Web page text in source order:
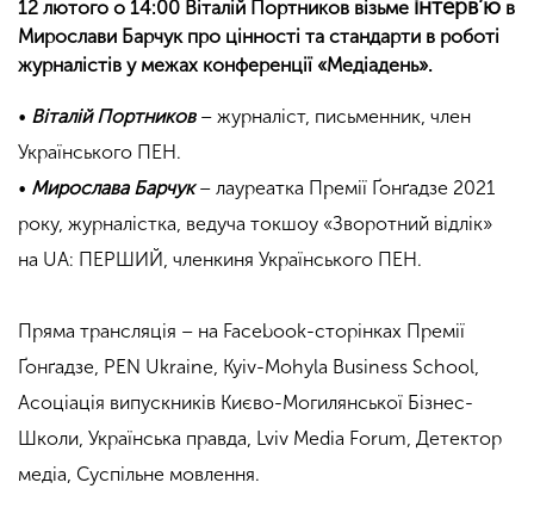
12 лютого о 14:00 Віталій Портников візьме інтерв’ю в
Мирослави Барчук про цінності та стандарти в роботі
журналістів у межах конференції «Медіадень».
• Віталій Портников– журналіст, письменник, член
Українського ПЕН.
• Мирослава Барчук – лауреатка Премії Ґонґадзе 2021
року, журналістка, ведуча токшоу «Зворотний відлік»
на UA: ПЕРШИЙ, членкиня Українського ПЕН.
Пряма трансляція – на Facebook-сторінках Премії
Ґонґадзе, PEN Ukraine, Kyiv-Mohyla Business School,
Асоціація випускників Києво-Могилянської Бізнес-
Школи, Українська правда, Lviv Media Forum, Детектор
медіа, Суспільне мовлення.